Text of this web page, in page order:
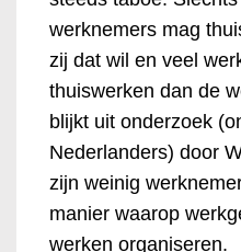
werknemers mag
zij dat wil en veel
thuiswerken dan de
blijkt uit onderzoek
Nederlanders) door
zijn weinig
manier waarop
werken organiseren.